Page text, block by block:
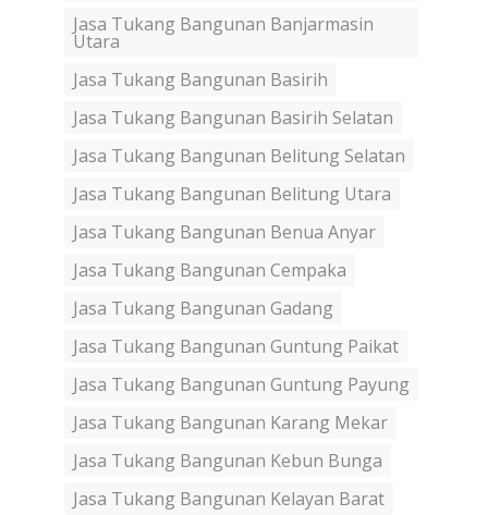
Jasa Tukang Bangunan Banjarmasin
Utara
Jasa Tukang Bangunan Basirih
Jasa Tukang Bangunan Basirih Selatan
Jasa Tukang Bangunan Belitung Selatan
Jasa Tukang Bangunan Belitung Utara
Jasa Tukang Bangunan Benua Anyar
Jasa Tukang Bangunan Cempaka
Jasa Tukang Bangunan Gadang
Jasa Tukang Bangunan Guntung Paikat
Jasa Tukang Bangunan Guntung Payung
Jasa Tukang Bangunan Karang Mekar
Jasa Tukang Bangunan Kebun Bunga
Jasa Tukang Bangunan Kelayan Barat